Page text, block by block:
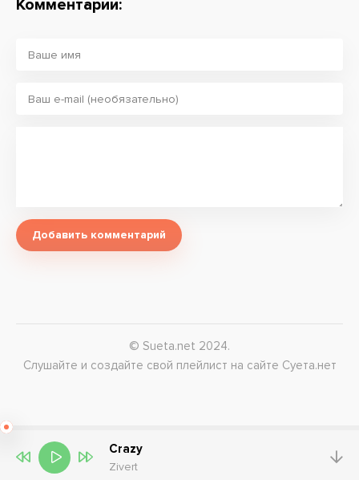
Комментарии:
Добавить комментарий
© Sueta.net 2024.
Слушайте и создайте свой плейлист на сайте Суета.нет
Crazy
Zivert